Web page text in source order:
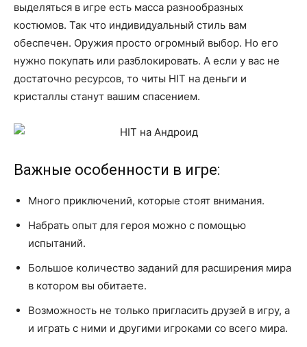
выделяться в игре есть масса разнообразных
костюмов. Так что индивидуальный стиль вам
обеспечен. Оружия просто огромный выбор. Но его
нужно покупать или разблокировать. А если у вас не
достаточно ресурсов, то читы HIT на деньги и
кристаллы станут вашим спасением.
Важные особенности в игре:
Много приключений, которые стоят внимания.
Набрать опыт для героя можно с помощью
испытаний.
Большое количество заданий для расширения мира
в котором вы обитаете.
Возможность не только пригласить друзей в игру, а
и играть с ними и другими игроками со всего мира.